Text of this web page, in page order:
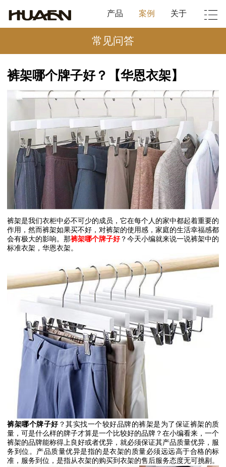
产品 案例 关于
常见问答
裤架哪个牌子好？【华恩衣架】
裤架是我们衣柜中必不可少的成员，它在每个人的家中都起着重要的
作用，然而裤架如果买不好，对裤架的使用感，家庭的生活幸福感都
会有极大的影响。那裤架哪个牌子好？今天小编就来说一说裤架中的
标准衣架，华恩衣架。
裤架哪个牌子好？其实找一个较好品牌的裤架是为了保证裤架的质
量，可是什么样的牌子才算是一个比较好的品牌？在小编看来，一个
裤架的品牌能称得上良好或者优异，就必须保证其产品质量优异，服
务到位。产品质量优异是指的是衣架的质量必须远远高于合格的标
准，服务到位，是指从衣架的购买到衣架的售后服务态度无可挑剔。